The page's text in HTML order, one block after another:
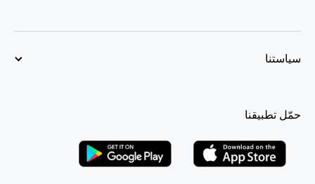
سياستنا
حمّل تطبيقنا